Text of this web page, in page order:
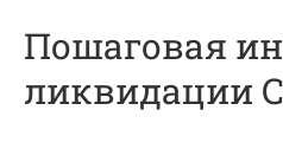
Пошаговая
ликвидации